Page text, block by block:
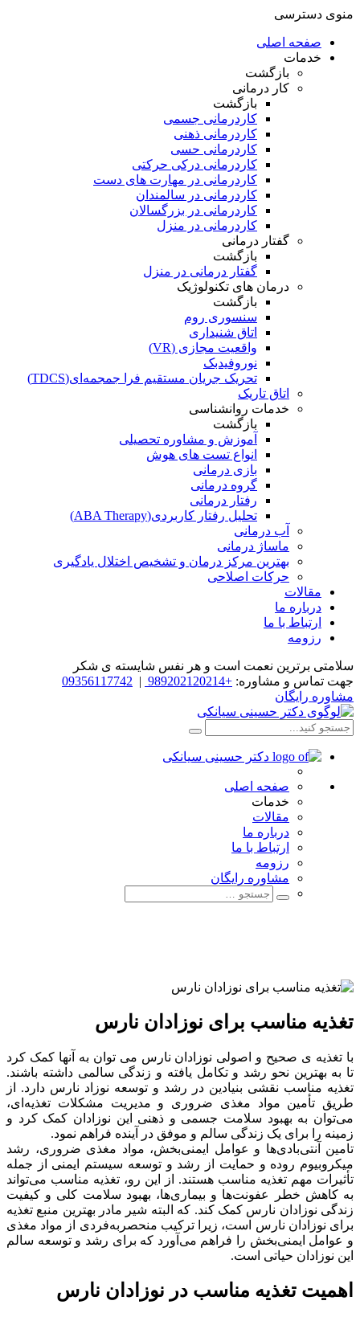
منوی دسترسی
صفحه اصلی
خدمات
بازگشت
کار درمانی
بازگشت
کاردرمانی جسمی
کاردرمانی ذهنی
کاردرمانی حسی
کاردرمانی درکی حرکتی
کاردرمانی در مهارت های دست
کاردرمانی در سالمندان
کاردرمانی در بزرگسالان
کاردرمانی در منزل
گفتار درمانی
بازگشت
گفتار درمانی در منزل
درمان های تکنولوژیک
بازگشت
سنسوری روم
اتاق شنیداری
واقعیت مجازی (VR)
نوروفیدبک
تحریک جریان مستقیم فرا جمجمه‌ای(TDCS)
اتاق تاریک
خدمات روانشناسی
بازگشت
آموزش و مشاوره تحصیلی
انواع تست های هوش
بازی درمانی
گروه درمانی
رفتار درمانی
تحلیل رفتار کاربردی(ABA Therapy)
آب درمانی
ماساژ درمانی
بهترین مرکز درمان و تشخیص اختلال یادگیری
حرکات اصلاحی
مقالات
درباره ما
ارتباط با ما
رزومه
سلامتی برترین نعمت است و هر نفس شایسته­ ی شکر
جهت تماس و مشاوره: +989202120214
|
09356117742
مشاوره رایگان
صفحه اصلی
خدمات
مقالات
درباره ما
ارتباط با ما
رزومه
مشاوره رایگان
تغذیه مناسب برای نوزادان نارس
با تغذیه ی صحیح و اصولی نوزادان نارس می توان به آنها کمک کرد
تا به بهترین نحو رشد و تکامل یافته و زندگی سالمی داشته باشند.
تغذیه مناسب نقشی بنیادین در رشد و توسعه نوزاد نارس دارد. از
طریق تأمین مواد مغذی ضروری و مدیریت مشکلات تغذیه‌ای،
می‌توان به بهبود سلامت جسمی و ذهنی این نوزادان کمک کرد و
زمینه را برای یک زندگی سالم و موفق در آینده فراهم نمود.
تامین آنتی‌بادی‌ها و عوامل ایمنی‌بخش، مواد مغذی ضروری، رشد
میکروبیوم روده و حمایت از رشد و توسعه سیستم ایمنی از جمله
تأثیرات مهم تغذیه مناسب هستند. از این رو، تغذیه مناسب می‌تواند
به کاهش خطر عفونت‌ها و بیماری‌ها، بهبود سلامت کلی و کیفیت
زندگی نوزادان نارس کمک کند. که البته شیر مادر بهترین منبع تغذیه
برای نوزادان نارس است، زیرا ترکیب منحصربه‌فردی از مواد مغذی
و عوامل ایمنی‌بخش را فراهم می‌آورد که برای رشد و توسعه سالم
این نوزادان حیاتی است.
اهمیت تغذیه مناسب در نوزادان نارس